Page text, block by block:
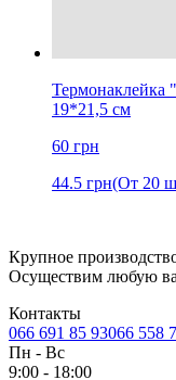
Термонаклейка
19*21,5 см
60 грн
44.5 грн(От 20
Крупное
Осуществим любую
Контакты
066 691 85 93066 558
Пн - Вс
9:00 - 18:00